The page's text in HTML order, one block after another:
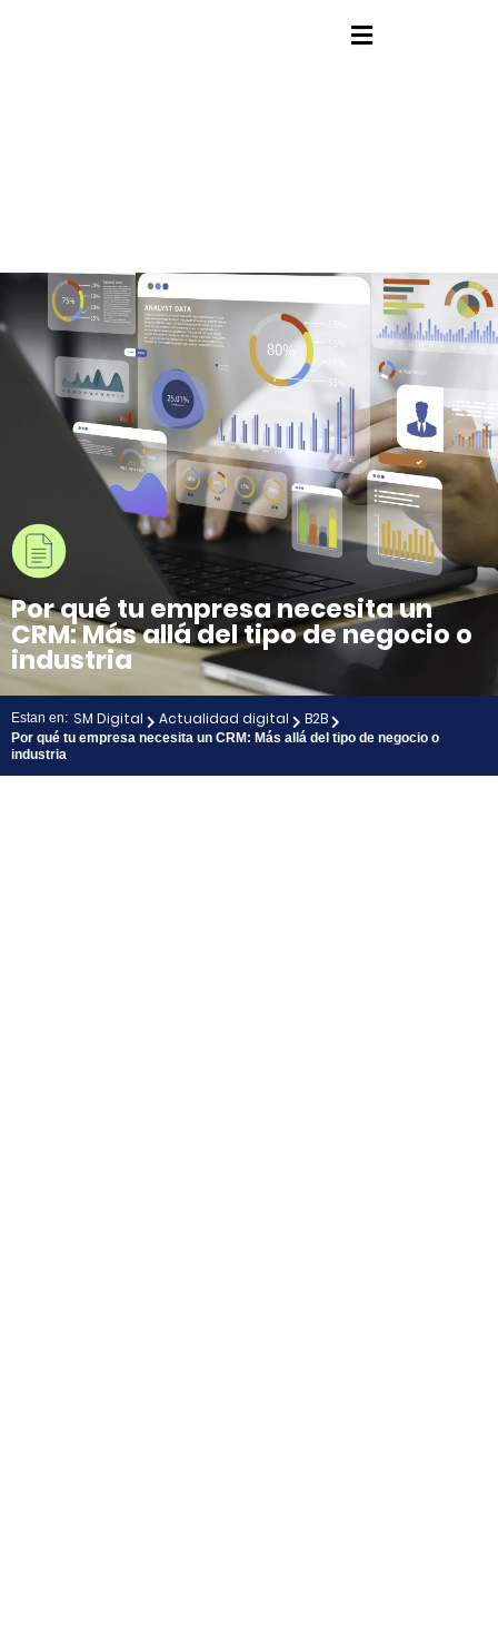
Por qué tu empresa necesita un
CRM: Más allá del tipo de negocio o
industria
Estan en: SM Digital Actualidad digital B2B
Por qué tu empresa necesita un CRM: Más allá del tipo de negocio o
industria